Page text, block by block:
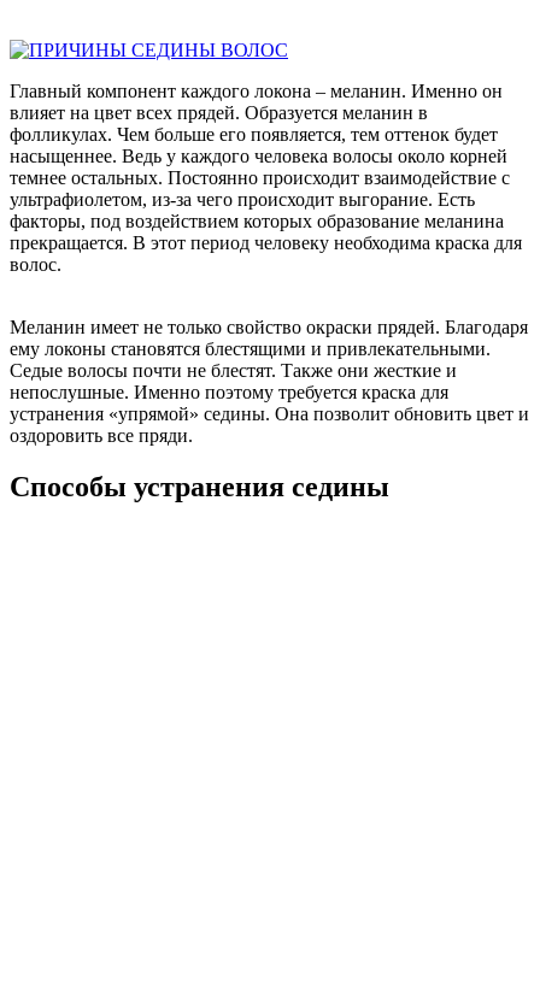
Главный компонент каждого локона – меланин. Именно он
влияет на цвет всех прядей. Образуется меланин в
фолликулах. Чем больше его появляется, тем оттенок будет
насыщеннее. Ведь у каждого человека волосы около корней
темнее остальных. Постоянно происходит взаимодействие с
ультрафиолетом, из-за чего происходит выгорание. Есть
факторы, под воздействием которых образование меланина
прекращается. В этот период человеку необходима краска для
волос.
Меланин имеет не только свойство окраски прядей. Благодаря
ему локоны становятся блестящими и привлекательными.
Седые волосы почти не блестят. Также они жесткие и
непослушные. Именно поэтому требуется краска для
устранения «упрямой» седины. Она позволит обновить цвет и
оздоровить все пряди.
Способы устранения седины